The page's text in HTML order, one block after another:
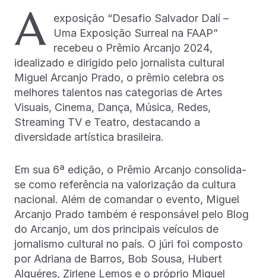
A
exposição “Desafio Salvador Dalí –
Uma Exposição Surreal na FAAP”
recebeu o Prêmio Arcanjo 2024,
idealizado e dirigido pelo jornalista cultural
Miguel Arcanjo Prado, o prêmio celebra os
melhores talentos nas categorias de Artes
Visuais, Cinema, Dança, Música, Redes,
Streaming TV e Teatro, destacando a
diversidade artística brasileira.
Em sua 6ª edição, o Prêmio Arcanjo consolida-
se como referência na valorização da cultura
nacional. Além de comandar o evento, Miguel
Arcanjo Prado também é responsável pelo Blog
do Arcanjo, um dos principais veículos de
jornalismo cultural no país. O júri foi composto
por Adriana de Barros, Bob Sousa, Hubert
Alquéres, Zirlene Lemos e o próprio Miguel